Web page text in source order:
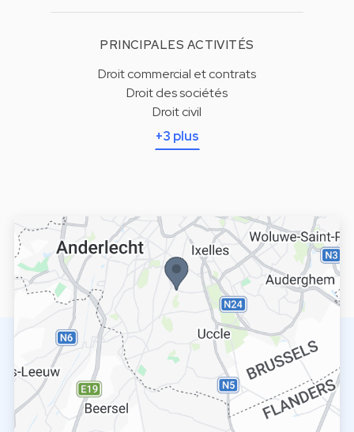
PRINCIPALES ACTIVITÉS
Droit commercial et contrats
Droit des sociétés
Droit civil
+3 plus